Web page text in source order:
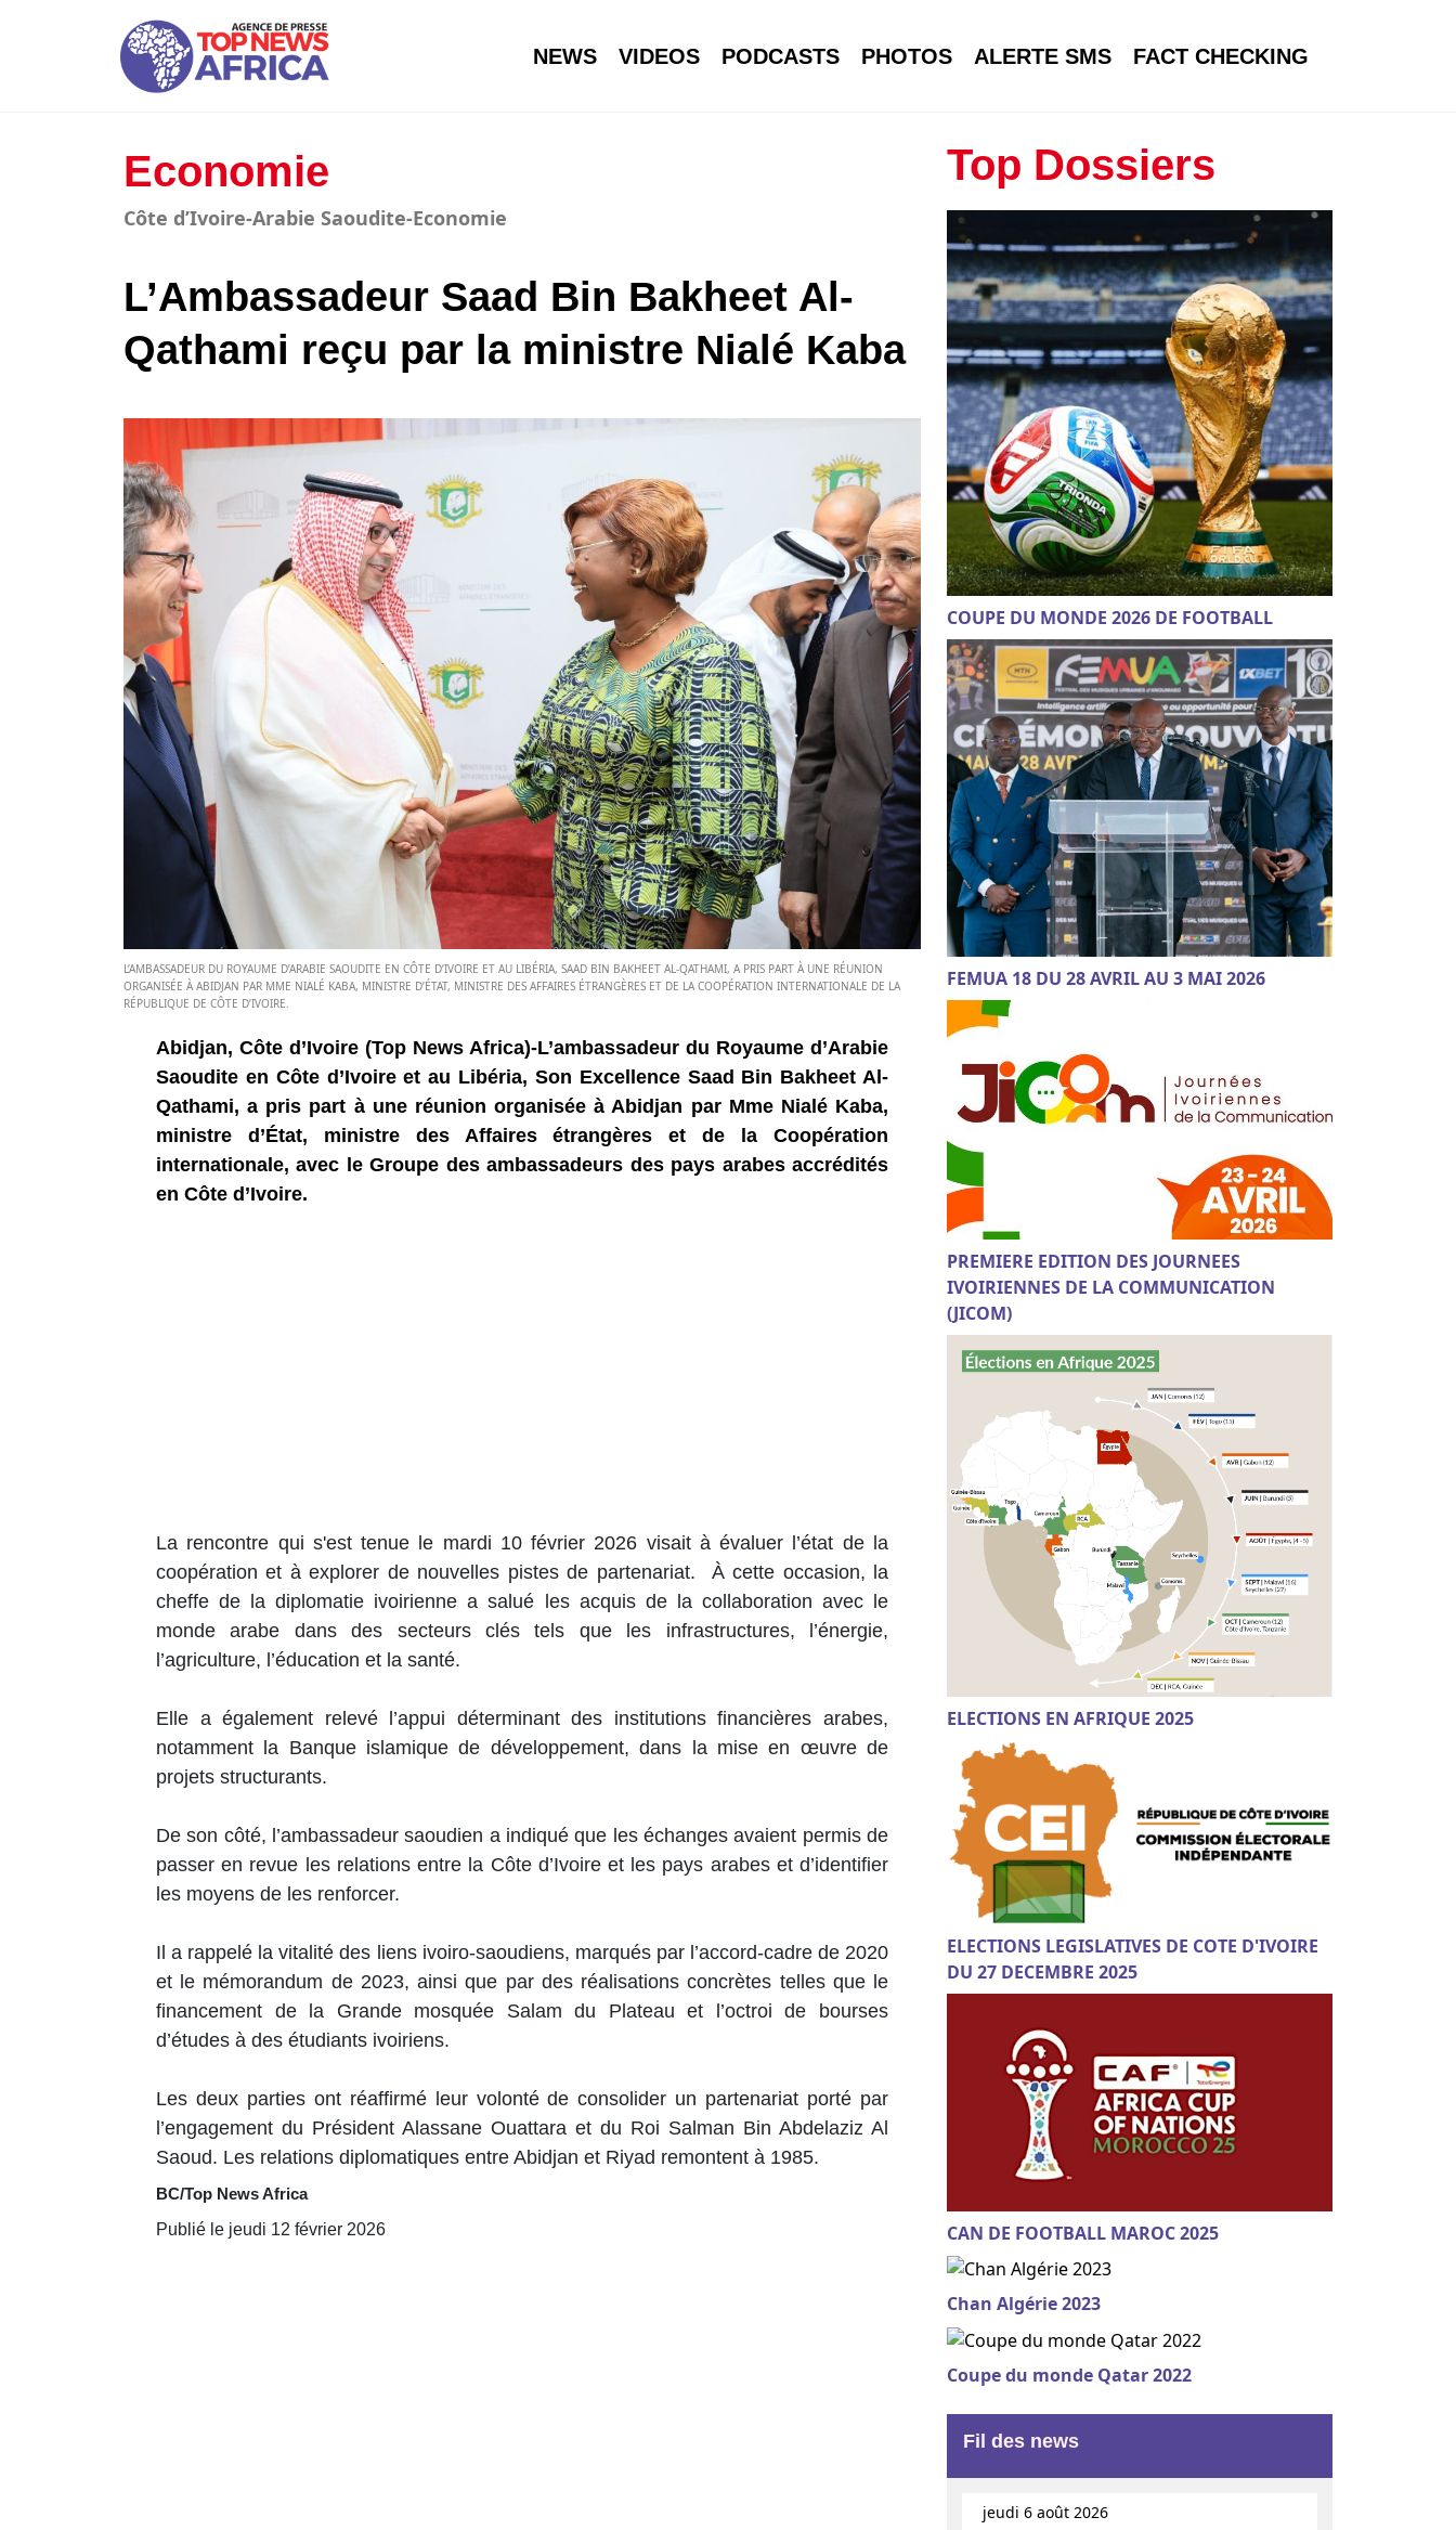
NEWS VIDEOS PODCASTS PHOTOS ALERTE SMS FACT CHECKING
Economie
Côte d’Ivoire-Arabie Saoudite-Economie
L’Ambassadeur Saad Bin Bakheet Al-
Qathami reçu par la ministre Nialé Kaba
L’AMBASSADEUR DU ROYAUME D’ARABIE SAOUDITE EN CÔTE D’IVOIRE ET AU LIBÉRIA, SAAD BIN BAKHEET AL-QATHAMI, A PRIS PART À UNE RÉUNION
ORGANISÉE À ABIDJAN PAR MME NIALÉ KABA, MINISTRE D’ÉTAT, MINISTRE DES AFFAIRES ÉTRANGÈRES ET DE LA COOPÉRATION INTERNATIONALE DE LA
RÉPUBLIQUE DE CÔTE D’IVOIRE.
Abidjan, Côte d’Ivoire (Top News Africa)-L’ambassadeur du Royaume d’Arabie
Saoudite en Côte d’Ivoire et au Libéria, Son Excellence Saad Bin Bakheet Al-
Qathami, a pris part à une réunion organisée à Abidjan par Mme Nialé Kaba,
ministre d’État, ministre des Affaires étrangères et de la Coopération
internationale, avec le Groupe des ambassadeurs des pays arabes accrédités
en Côte d’Ivoire.
La rencontre qui s'est tenue le mardi 10 février 2026 visait à évaluer l’état de la
coopération et à explorer de nouvelles pistes de partenariat. À cette occasion, la
cheffe de la diplomatie ivoirienne a salué les acquis de la collaboration avec le
monde arabe dans des secteurs clés tels que les infrastructures, l’énergie,
l’agriculture, l’éducation et la santé.
Elle a également relevé l’appui déterminant des institutions financières arabes,
notamment la Banque islamique de développement, dans la mise en œuvre de
projets structurants.
De son côté, l’ambassadeur saoudien a indiqué que les échanges avaient permis de
passer en revue les relations entre la Côte d’Ivoire et les pays arabes et d’identifier
les moyens de les renforcer.
Il a rappelé la vitalité des liens ivoiro-saoudiens, marqués par l’accord-cadre de 2020
et le mémorandum de 2023, ainsi que par des réalisations concrètes telles que le
financement de la Grande mosquée Salam du Plateau et l’octroi de bourses
d’études à des étudiants ivoiriens.
Les deux parties ont réaffirmé leur volonté de consolider un partenariat porté par
l’engagement du Président Alassane Ouattara et du Roi Salman Bin Abdelaziz Al
Saoud. Les relations diplomatiques entre Abidjan et Riyad remontent à 1985.
BC/Top News Africa
Publié le jeudi 12 février 2026
Top Dossiers
COUPE DU MONDE 2026 DE FOOTBALL
FEMUA 18 DU 28 AVRIL AU 3 MAI 2026
PREMIERE EDITION DES JOURNEES
IVOIRIENNES DE LA COMMUNICATION
(JICOM)
ELECTIONS EN AFRIQUE 2025
ELECTIONS LEGISLATIVES DE COTE D'IVOIRE
DU 27 DECEMBRE 2025
CAN DE FOOTBALL MAROC 2025
Chan Algérie 2023
Coupe du monde Qatar 2022
Fil des news
jeudi 6 août 2026